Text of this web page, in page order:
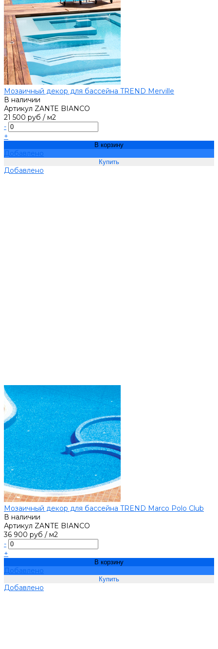
Мозаичный декор для бассейна TREND Merville
В наличии
Артикул ZANTE BIANCO
21 500 руб / м2
-
+
В корзину
Добавлено
Добавлено
Мозаичный декор для бассейна TREND Marco Polo Club
В наличии
Артикул ZANTE BIANCO
36 900 руб / м2
-
+
В корзину
Добавлено
Добавлено